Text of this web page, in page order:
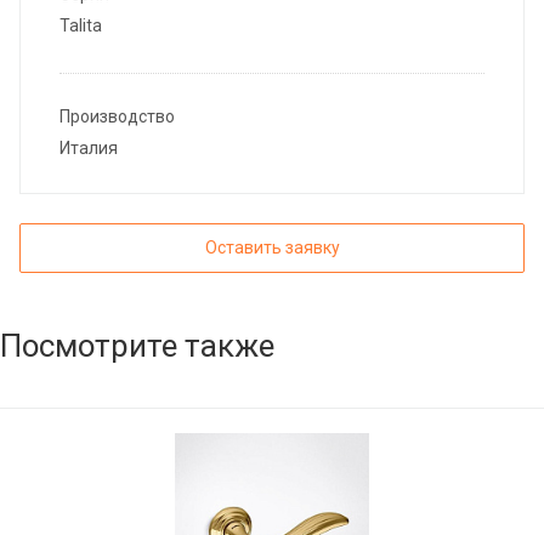
Talita
Производство
Италия
Оставить заявку
Посмотрите также